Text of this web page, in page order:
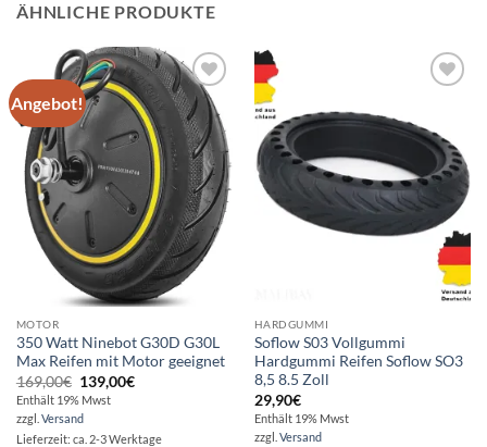
ÄHNLICHE PRODUKTE
Angebot!
Auf die
Wunschliste
MOTOR
350 Watt Ninebot G30D G30L
Max Reifen mit Motor geeignet
169,00€ Ursprünglicher
Preis
war:
169,00€
139,00€Aktueller
Enthält 19% Mwst
zzgl. Versand
Lieferzeit: ca. 2-3 Werktage
Wunschliste
HARDGUMMI
Soflow S03 Vollgummi
Hardgummi Reifen Soflow SO3
8,5 8.5 Zoll
29,90€
Enthält 19% Mwst
zzgl. Versand